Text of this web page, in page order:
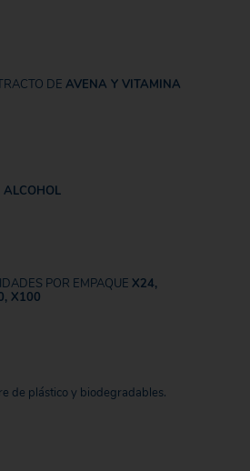
DE AVENA Y VITAMINA
ALCOHOL
POR EMPAQUE X24,
X100
de plástico y biodegradables.